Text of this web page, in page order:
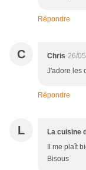
Répondre
C Chris 26/
J'adore les
Répondre
L La cuisine
Il me plaît
Bisous